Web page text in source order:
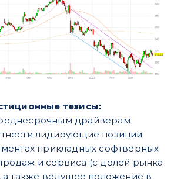
тезисы:
драйверам
лидирующие позиции
прикладных софтверных
и сервиса (с долей рынка
а также ведущее положение в